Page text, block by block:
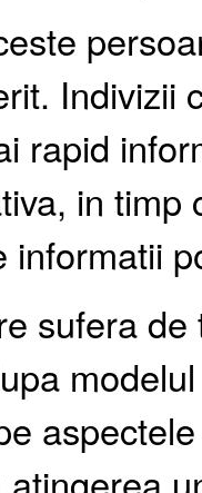
Indivizii
rapid
in
informatii
sufera